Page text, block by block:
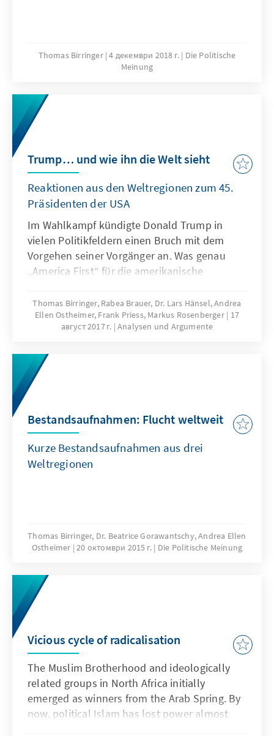
Thomas Birringer 4 декември 2018 г.
Die Politische
Meinung
Trump… und wie ihn die Welt sieht
Reaktionen aus den Weltregionen zum 45.
Präsidenten der USA
Im Wahlkampf kündigte Donald Trump in
vielen Politikfeldern einen Bruch mit dem
Vorgehen seiner Vorgänger an. Was genau
„America First“ für die amerikanische
nach seinem Amtsantritt jedoch offen. Bis
heute ist seine Präsidentschaft mit
Fragezeichen versehen und von
Papier liefert Hintergrundinformationen über
die weltweiten Wahrnehmungen der neuen
politischen Ausrichtung der USA unter
Erklärungsmuster für Trumps Wahlsieg ab
auf.
Thomas Birringer, Rabea Brauer, Dr. Lars Hänsel, Andrea
Ellen Ostheimer, Frank Priess, Markus Rosenberger
17
август 2017 г. Analysen und Argumente
Bestandsaufnahmen: Flucht weltweit
Kurze Bestandsaufnahmen aus drei
Weltregionen
Thomas Birringer, Dr. Beatrice Gorawantschy, Andrea Ellen
Ostheimer 20 октомври 2015 г. Die Politische Meinung
Vicious cycle of radicalisation
The Muslim Brotherhood and ideologically
related groups in North Africa initially
emerged as winners from the Arab Spring. By
now, political Islam has lost power almost